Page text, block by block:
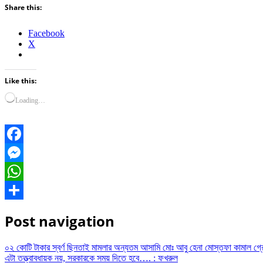
Share this:
Facebook
X
Like this:
Loading…
Facebook
Messenger
WhatsApp
Post navigation
০২ কোটি টাকার স্বর্ণ ছিনতাই মামলার অন্যতম আসামি মোঃ আবু হেনা মোস্তফা কামাল
এটা তত্ত্বাবধায়ক নয়, সরকারকে সময় দিতে হবে…. : ফখরুল